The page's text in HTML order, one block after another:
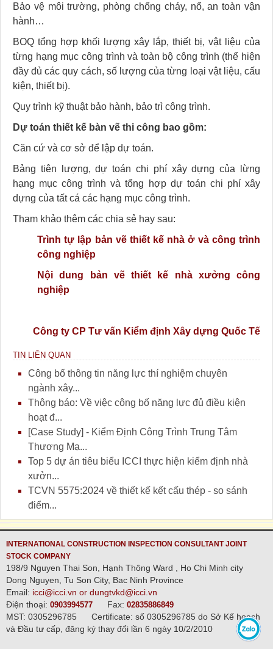
Bảo vệ môi trường, phòng chống cháy, nổ, an toàn vận
hành…
BOQ tổng hợp khối lượng xây lắp, thiết bị, vật liệu của
từng hạng mục công trình và toàn bộ công trình (thể hiện
đầy đủ các quy cách, số lượng của từng loại vật liệu, cấu
kiện, thiết bị).
Quy trình kỹ thuật bảo hành, bảo trì công trình.
Dự toán thiết kế bàn vẽ thi công bao gồm:
Căn cứ và cơ sở để lập dự toán.
Bảng tiên lượng, dự toán chi phí xây dựng của lừng
hạng mục công trình và tổng hợp dự toán chi phí xây
dựng của tất cá các hạng mục công trình.
Tham khảo thêm các chia sẻ hay sau:
Trình tự lập bản vẽ thiết kế nhà ở và công trình
công nghiệp
Nội dung bản vẽ thiết kế nhà xưởng công
nghiệp
Công ty CP Tư vấn Kiểm định Xây dựng Quốc Tế
TIN LIÊN QUAN
Công bố thông tin năng lực thí nghiệm chuyên
ngành xây...
Thông báo: Về việc công bố năng lực đủ điều kiện
hoạt đ...
[Case Study] - Kiểm Định Công Trình Trung Tâm
Thương Mạ...
Top 5 dự án tiêu biểu ICCI thực hiện kiểm định nhà
xưởn...
TCVN 5575:2024 về thiết kế kết cấu thép - so sánh
điểm...
INTERNATIONAL CONSTRUCTION INSPECTION CONSULTANT JOINT
STOCK COMPANY
198/9 Nguyen Thai Son, Hạnh Thông Ward , Ho Chi Minh city
Dong Nguyen, Tu Son City, Bac Ninh Province
Email: icci@icci.vn or dungtvkd@icci.vn
Điện thoại: 0903994577 Fax: 02835886849
MST: 0305296785
Certificate: số 0305296785 do Sở Kế hoạch
và Đầu tư cấp, đăng ký thay đổi lần 6 ngày 10/2/2010